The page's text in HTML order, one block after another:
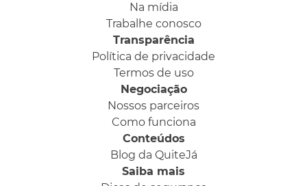
Na mídia
Trabalhe conosco
Transparência
Política de privacidade
Termos de uso
Negociação
Nossos parceiros
Como funciona
Conteúdos
Blog da QuiteJá
Saiba mais